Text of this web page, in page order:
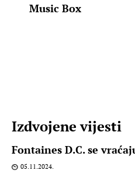
Music Box
Izdvojene vijesti
Fontaines D.C. se
05.11.2024.